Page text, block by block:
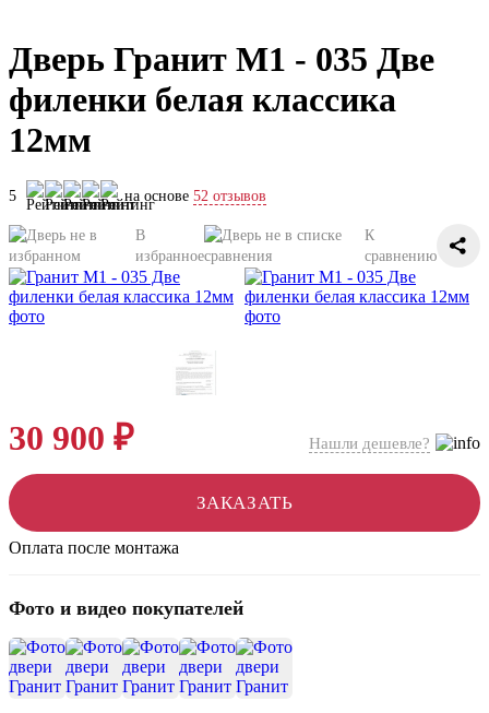
Дверь Гранит М1 - 035 Две
филенки белая классика
12мм
5 на основе 52 отзывов
В
избранное
К
сравнению
30 900 ₽ Нашли дешевле?
ЗАКАЗАТЬ
Оплата после монтажа
Фото и видео покупателей